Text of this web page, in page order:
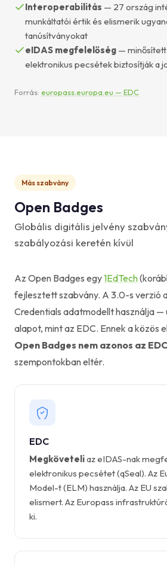
Interoperabilitás — 27 ország
munkáltatói értik és elismerik
tanúsítványokat
eIDAS megfelelőség — minősített
elektronikus pecsétek biztosítják a
Forrás: europass.europa.eu — EDC
Más szabvány
Open Badges
Globális digitális jelvény
szabályozási keretén kívül
Az Open Badges egy1EdTech
fejlesztett szabvány. A 3.0-s verzió
Credentials adatmodellt használja —
alapot, mint az EDC. Ennek a közös
Open Badges nem azonos az
szempontokban eltér.
EDC
Megköveteliaz eIDAS-nak
elektronikus pecsétet (qSeal). Az
Model-t (ELM) használja. Az EU
elismert. Az Europass
ki.